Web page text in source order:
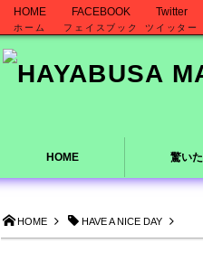
HOME HAVE A NICE DAY
HOME
ホーム
FACEBOOK
フェイスブック
Twitter
ツイッター
HOME 驚いた